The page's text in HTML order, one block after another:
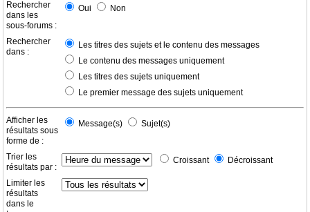
Rechercher
dans les
sous-forums :
Oui Non
Rechercher
dans :
Les titres des sujets et le contenu des messages
Le contenu des messages uniquement
Les titres des sujets uniquement
Le premier message des sujets uniquement
Afficher les
résultats sous
forme de :
Message(s) Sujet(s)
Trier les
résultats par :
Croissant Décroissant
Limiter les
résultats
dans le